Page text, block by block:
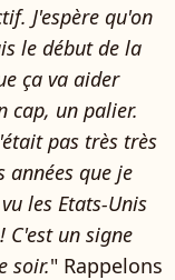
J'espère qu'on
le début de la
ça va aider
cap, un palier.
pas très très
années que je
les Etats-Unis
un signe
soir." Rappelons